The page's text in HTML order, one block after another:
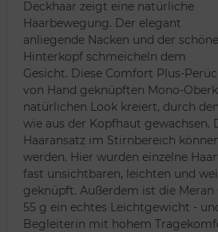
Deckhaar zeigt eine natürliche
Haarbewegung. Der elegant
anliegende Nacken und der schöne
Hinterkopf schmeicheln dem
Gesicht. Diese Comfort Plus-
von Hand geknüpften Mono-
natürlichen Look kreiert, durch
wie aus der Kopfhaut gewachsen.
Haaransatz im Stirnbereich
werden. Hier wurden einzelne
fast unsichtbaren, leichten und
geknüpft. Außerdem ist die
55 g ein echtes Leichtgewicht -
Begleiterin mit hohem